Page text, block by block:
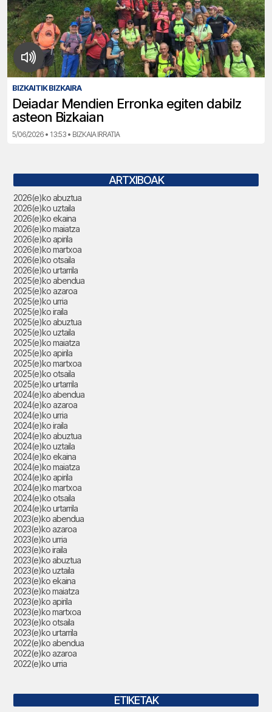
BIZKAITIK BIZKAIRA
Deiadar Mendien Erronka egiten dabilz
asteon Bizkaian
5/06/2026 • 13:53 • BIZKAIA IRRATIA
ARTXIBOAK
2026(e)ko abuztua
2026(e)ko uztaila
2026(e)ko ekaina
2026(e)ko maiatza
2026(e)ko apirila
2026(e)ko martxoa
2026(e)ko otsaila
2026(e)ko urtarrila
2025(e)ko abendua
2025(e)ko azaroa
2025(e)ko urria
2025(e)ko iraila
2025(e)ko abuztua
2025(e)ko uztaila
2025(e)ko maiatza
2025(e)ko apirila
2025(e)ko martxoa
2025(e)ko otsaila
2025(e)ko urtarrila
2024(e)ko abendua
2024(e)ko azaroa
2024(e)ko urria
2024(e)ko iraila
2024(e)ko abuztua
2024(e)ko uztaila
2024(e)ko ekaina
2024(e)ko maiatza
2024(e)ko apirila
2024(e)ko martxoa
2024(e)ko otsaila
2024(e)ko urtarrila
2023(e)ko abendua
2023(e)ko azaroa
2023(e)ko urria
2023(e)ko iraila
2023(e)ko abuztua
2023(e)ko uztaila
2023(e)ko ekaina
2023(e)ko maiatza
2023(e)ko apirila
2023(e)ko martxoa
2023(e)ko otsaila
2023(e)ko urtarrila
2022(e)ko abendua
2022(e)ko azaroa
2022(e)ko urria
ETIKETAK